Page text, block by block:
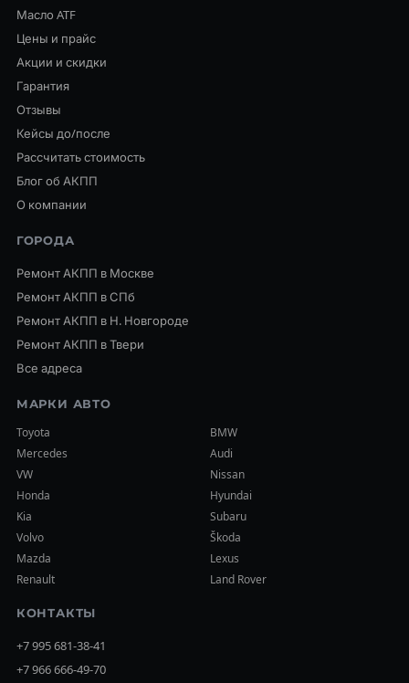
Масло ATF
Цены и прайс
Акции и скидки
Гарантия
Отзывы
Кейсы до/после
Рассчитать стоимость
Блог об АКПП
О компании
ГОРОДА
Ремонт АКПП в Москве
Ремонт АКПП в СПб
Ремонт АКПП в Н. Новгороде
Ремонт АКПП в Твери
Все адреса
МАРКИ АВТО
Toyota
BMW
Mercedes
Audi
VW
Nissan
Honda
Hyundai
Kia
Subaru
Volvo
Škoda
Mazda
Lexus
Renault
Land Rover
КОНТАКТЫ
+7 995 681-38-41
+7 966 666-49-70